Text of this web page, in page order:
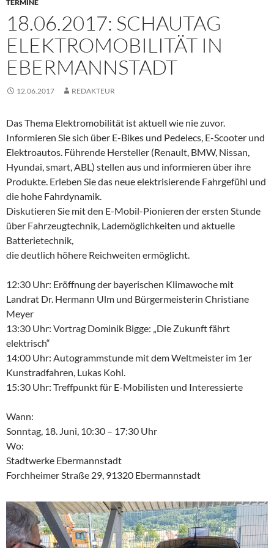
TERMINE
18.06.2017: SCHAUTAG
ELEKTROMOBILITÄT IN
EBERMANNSTADT
12.06.2017 REDAKTEUR
Das Thema Elektromobilität ist aktuell wie nie zuvor.
Informieren Sie sich über E-Bikes und Pedelecs, E-Scooter und
Elektroautos. Führende Hersteller (Renault, BMW, Nissan,
Hyundai, smart, ABL) stellen aus und informieren über ihre
Produkte. Erleben Sie das neue elektrisierende Fahrgefühl und
die hohe Fahrdynamik.
Diskutieren Sie mit den E-Mobil-Pionieren der ersten Stunde
über Fahrzeugtechnik, Lademöglichkeiten und aktuelle
Batterietechnik,
die deutlich höhere Reichweiten ermöglicht.
12:30 Uhr: Eröffnung der bayerischen Klimawoche mit
Landrat Dr. Hermann Ulm und Bürgermeisterin Christiane
Meyer
13:30 Uhr: Vortrag Dominik Bigge: „Die Zukunft fährt
elektrisch“
14:00 Uhr: Autogrammstunde mit dem Weltmeister im 1er
Kunstradfahren, Lukas Kohl.
15:30 Uhr: Treffpunkt für E-Mobilisten und Interessierte
Wann:
Sonntag, 18. Juni, 10:30 – 17:30 Uhr
Wo:
Stadtwerke Ebermannstadt
Forchheimer Straße 29, 91320 Ebermannstadt